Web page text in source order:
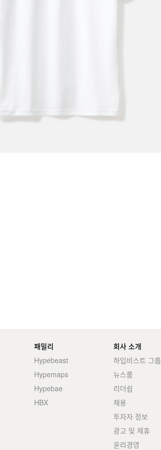
패밀리
Hypebeast
Hypemaps
Hypebae
HBX
회사 소개
하입비스트 그룹
뉴스룸
리더쉽
채용
투자자 정보
광고 및 제휴
윤리경영